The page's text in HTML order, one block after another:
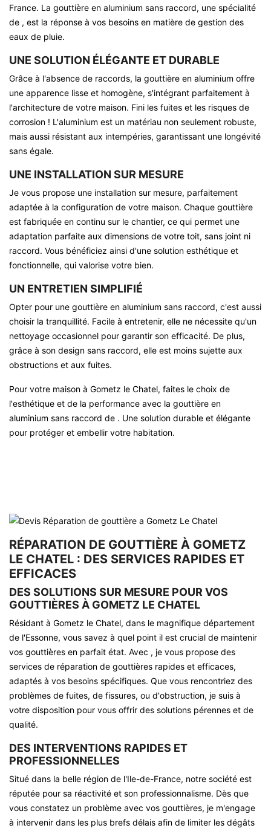
France. La gouttière en aluminium sans raccord, une spécialité
de , est la réponse à vos besoins en matière de gestion des
eaux de pluie.
UNE SOLUTION ÉLÉGANTE ET DURABLE
Grâce à l'absence de raccords, la gouttière en aluminium offre
une apparence lisse et homogène, s'intégrant parfaitement à
l'architecture de votre maison. Fini les fuites et les risques de
corrosion ! L'aluminium est un matériau non seulement robuste,
mais aussi résistant aux intempéries, garantissant une longévité
sans égale.
UNE INSTALLATION SUR MESURE
Je vous propose une installation sur mesure, parfaitement
adaptée à la configuration de votre maison. Chaque gouttière
est fabriquée en continu sur le chantier, ce qui permet une
adaptation parfaite aux dimensions de votre toit, sans joint ni
raccord. Vous bénéficiez ainsi d'une solution esthétique et
fonctionnelle, qui valorise votre bien.
UN ENTRETIEN SIMPLIFIÉ
Opter pour une gouttière en aluminium sans raccord, c'est aussi
choisir la tranquillité. Facile à entretenir, elle ne nécessite qu'un
nettoyage occasionnel pour garantir son efficacité. De plus,
grâce à son design sans raccord, elle est moins sujette aux
obstructions et aux fuites.
Pour votre maison à Gometz le Chatel, faites le choix de
l'esthétique et de la performance avec la gouttière en
aluminium sans raccord de . Une solution durable et élégante
pour protéger et embellir votre habitation.
RÉPARATION DE GOUTTIÈRE À GOMETZ
LE CHATEL : DES SERVICES RAPIDES ET
EFFICACES
DES SOLUTIONS SUR MESURE POUR VOS
GOUTTIÈRES À GOMETZ LE CHATEL
Résidant à Gometz le Chatel, dans le magnifique département
de l'Essonne, vous savez à quel point il est crucial de maintenir
vos gouttières en parfait état. Avec , je vous propose des
services de réparation de gouttières rapides et efficaces,
adaptés à vos besoins spécifiques. Que vous rencontriez des
problèmes de fuites, de fissures, ou d'obstruction, je suis à
votre disposition pour vous offrir des solutions pérennes et de
qualité.
DES INTERVENTIONS RAPIDES ET
PROFESSIONNELLES
Situé dans la belle région de l'Ile-de-France, notre société est
réputée pour sa réactivité et son professionnalisme. Dès que
vous constatez un problème avec vos gouttières, je m'engage
à intervenir dans les plus brefs délais afin de limiter les dégâts